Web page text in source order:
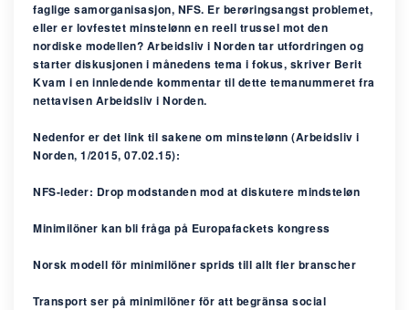
faglige samorganisasjon, NFS. Er berøringsangst problemet,
eller er lovfestet minstelønn en reell trussel mot den
nordiske modellen? Arbeidsliv i Norden tar utfordringen og
starter diskusjonen i månedens tema i fokus, skriver Berit
Kvam i en innledende kommentar til dette temanummeret fra
nettavisen Arbeidsliv i Norden.
Nedenfor er det link til sakene om minstelønn (Arbeidsliv i
Norden, 1/2015, 07.02.15):
NFS-leder: Drop modstanden mod at diskutere mindsteløn
Minimilöner kan bli fråga på Europafackets kongress
Norsk modell för minimilöner sprids till allt fler branscher
Transport ser på minimilöner för att begränsa social